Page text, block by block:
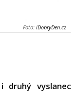
Foto: iDobryDen.cz
druhý vyslanec